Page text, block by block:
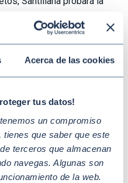
Acerca de las cookies
tus datos!
un compromiso
que saber que este
terceros que almacenan
navegas. Algunas son
de la web.
Solution en
sostenible en el
educativos. En PRISA
contenidos ESG que
de carbono de la
de criterios de
En el ámbito de la acción
un 10% anual el valor
publicitarios a